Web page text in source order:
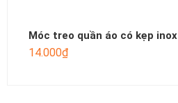
Móc treo quần áo có kẹp inox
14.000₫